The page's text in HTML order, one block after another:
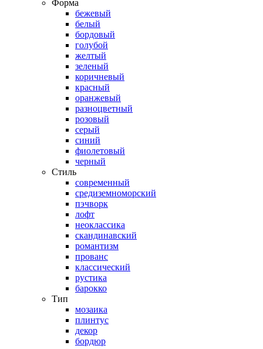
Форма
бежевый
белый
бордовый
голубой
желтый
зеленый
коричневый
красный
оранжевый
разноцветный
розовый
серый
синий
фиолетовый
черный
Стиль
современный
средиземноморский
пэчворк
лофт
неоклассика
скандинавский
романтизм
прованс
классический
рустика
барокко
Тип
мозаика
плинтус
декор
бордюр